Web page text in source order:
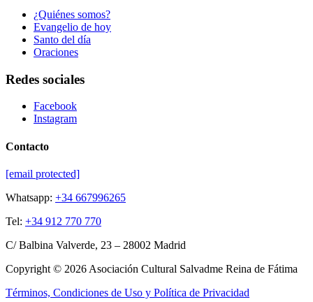
¿Quiénes somos?
Evangelio de hoy
Santo del día
Oraciones
Redes sociales
Facebook
Instagram
Contacto
[email protected]
Whatsapp: +34 667996265
Tel: +34 912 770 770
C/ Balbina Valverde, 23 – 28002 Madrid
Copyright © 2026 Asociación Cultural Salvadme Reina de Fátima
Términos, Condiciones de Uso y Política de Privacidad